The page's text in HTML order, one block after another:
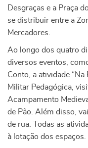
Desgraças e a Praça
se distribuir entre a
Mercadores.
Ao longo dos quatro
diversos eventos,
Conto, a atividade “Na
Militar Pedagógica,
Acampamento
de Pão. Além disso,
de rua. Todas as
à lotação dos espaços.